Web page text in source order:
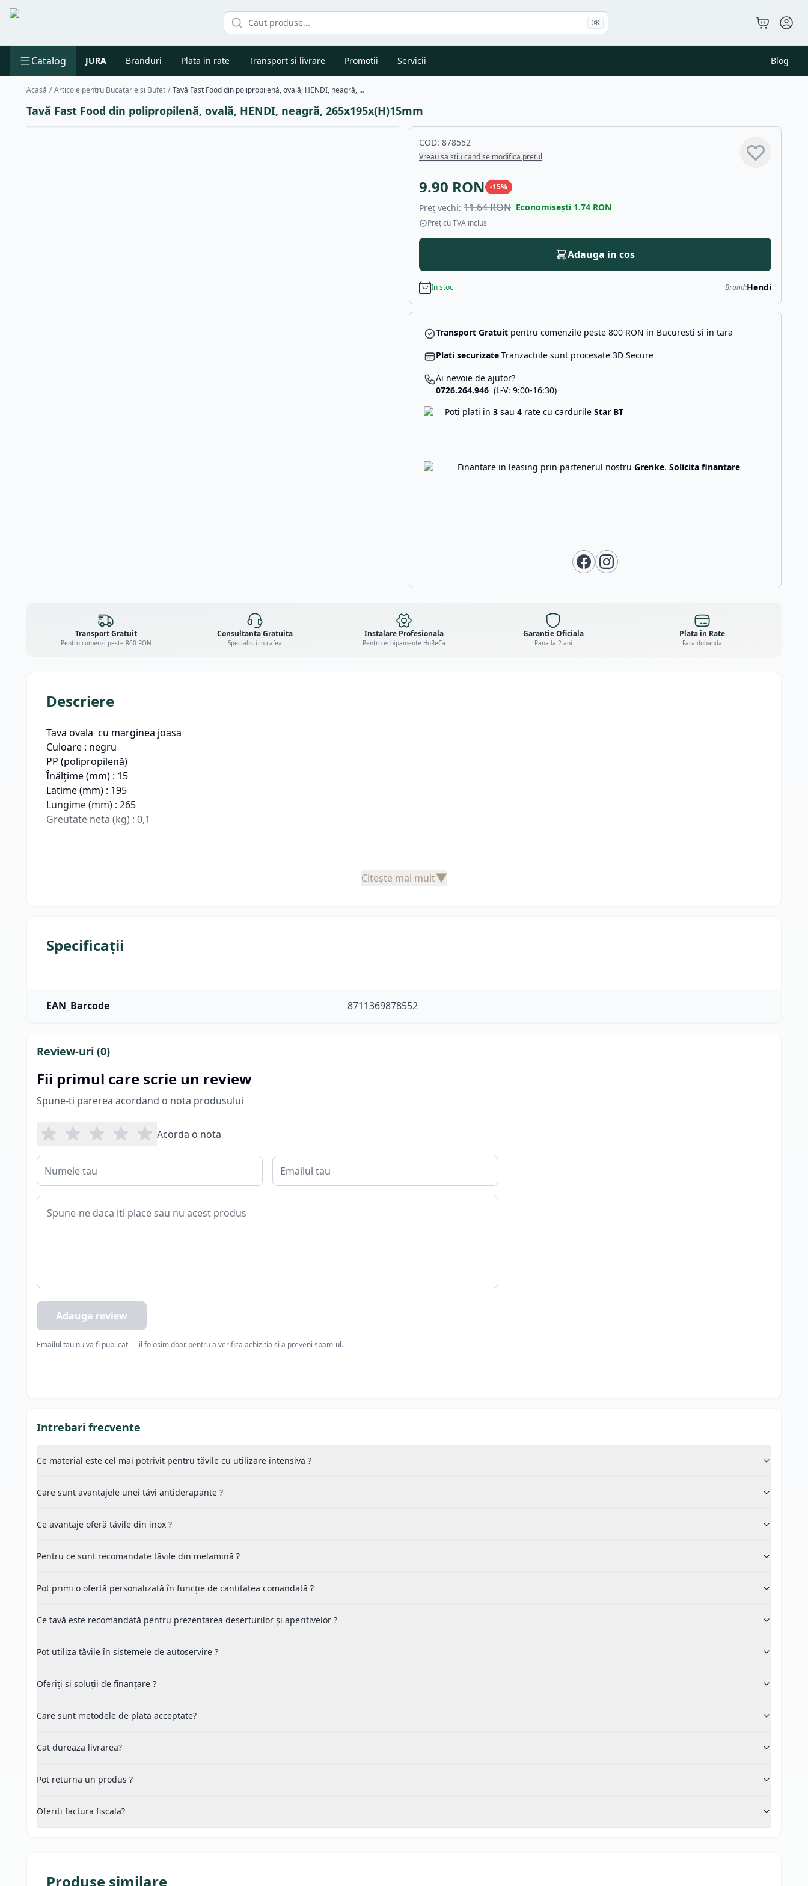
⌘K
Catalog JURA Branduri Plata in rate Transport si livrare Promotii Servicii Blog
Acasă / Articole pentru Bucatarie si Bufet / Tavă Fast Food din polipropilenă, ovală, HENDI, neagră, 265x195x(H)15mm
Tavă Fast Food din polipropilenă, ovală, HENDI, neagră, 265x195x(H)15mm
COD: 878552
Vreau sa stiu cand se modifica pretul
9.90 RON -15%
Preț vechi: 11.64RON Economisești 1.74 RON
Preț cu TVA inclus
Adauga in cos
In stoc Brand:Hendi
Transport Gratuit pentru comenzile peste 800 RON in Bucuresti si in tara
Plati securizate Tranzactiile sunt procesate 3D Secure
Ai nevoie de ajutor?
0726.264.946 (L-V: 9:00-16:30)
Poti plati in 3 sau 4 rate cu cardurile Star BT
Finantare in leasing prin partenerul nostru Grenke. Solicita finantare
Transport Gratuit
Pentru comenzi peste 800 RON
Consultanta Gratuita
Specialisti in cafea
Instalare Profesionala
Pentru echipamente HoReCa
Garantie Oficiala
Pana la 2 ani
Plata in Rate
Fara dobanda
Descriere
Tava ovala cu marginea joasa
Culoare : negru
PP (polipropilenă)
Înălțime (mm) : 15
Latime (mm) : 195
Lungime (mm) : 265
Greutate neta (kg) : 0,1
Citește mai mult▼
Specificații
EAN_Barcode 8711369878552
Review-uri (0)
Fii primul care scrie un review
Spune-ti parerea acordand o nota produsului
Acorda o nota
Adauga review
Emailul tau nu va fi publicat — il folosim doar pentru a verifica achizitia si a preveni spam-ul.
Intrebari frecvente
Ce material este cel mai potrivit pentru tăvile cu utilizare intensivă ?
Care sunt avantajele unei tăvi antiderapante ?
Ce avantaje oferă tăvile din inox ?
Pentru ce sunt recomandate tăvile din melamină ?
Pot primi o ofertă personalizată în funcție de cantitatea comandată ?
Ce tavă este recomandată pentru prezentarea deserturilor și aperitivelor ?
Pot utiliza tăvile în sistemele de autoservire ?
Oferiți si soluții de finanțare ?
Care sunt metodele de plata acceptate?
Cat dureaza livrarea?
Pot returna un produs ?
Oferiti factura fiscala?
Produse similare